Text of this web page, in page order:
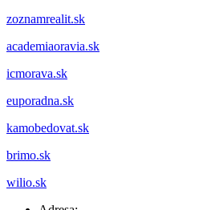
zoznamrealit.sk
academiaoravia.sk
icmorava.sk
euporadna.sk
kamobedovat.sk
brimo.sk
wilio.sk